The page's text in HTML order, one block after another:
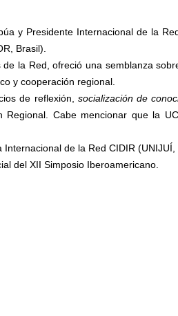
y Presidente Internacional de la
Brasil).
la Red, ofreció una semblanza
y cooperación regional.
de reflexión, socialización de
Regional. Cabe mencionar que la
de la Red CIDIR (UNIJUÍ,
del XII Simposio Iberoamericano.